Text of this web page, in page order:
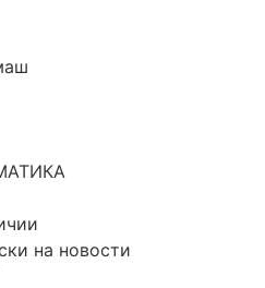
на новости